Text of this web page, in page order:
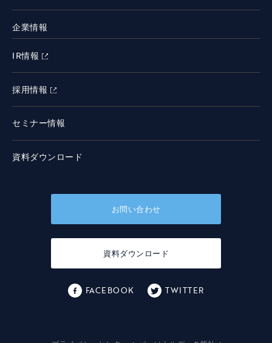
企業情報
IR情報
採用情報
セミナー情報
資料ダウンロード
お問い合わせ
資料ダウンロード
FACEBOOK TWITTER